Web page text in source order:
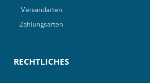
Versandarten
Zahlungsarten
RECHTLICHES